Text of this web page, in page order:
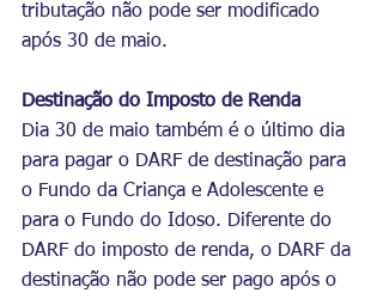
tributação não pode ser modificado
após 30 de maio.
Destinação do Imposto de Renda
Dia 30 de maio também é o último dia
para pagar o DARF de destinação para
o Fundo da Criança e Adolescente e
para o Fundo do Idoso. Diferente do
DARF do imposto de renda, o DARF da
destinação não pode ser pago após o